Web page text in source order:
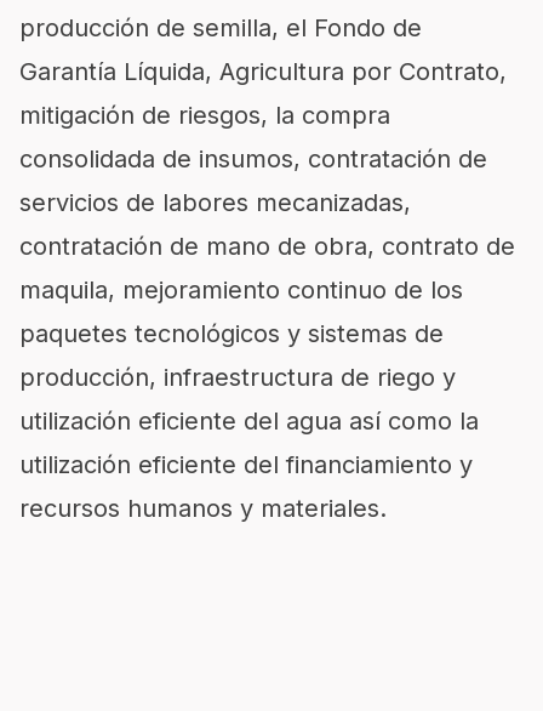
producción de semilla, el Fondo de
Garantía Líquida, Agricultura por Contrato,
mitigación de riesgos, la compra
consolidada de insumos, contratación de
servicios de labores mecanizadas,
contratación de mano de obra, contrato de
maquila, mejoramiento continuo de los
paquetes tecnológicos y sistemas de
producción, infraestructura de riego y
utilización eficiente del agua así como la
utilización eficiente del financiamiento y
recursos humanos y materiales.